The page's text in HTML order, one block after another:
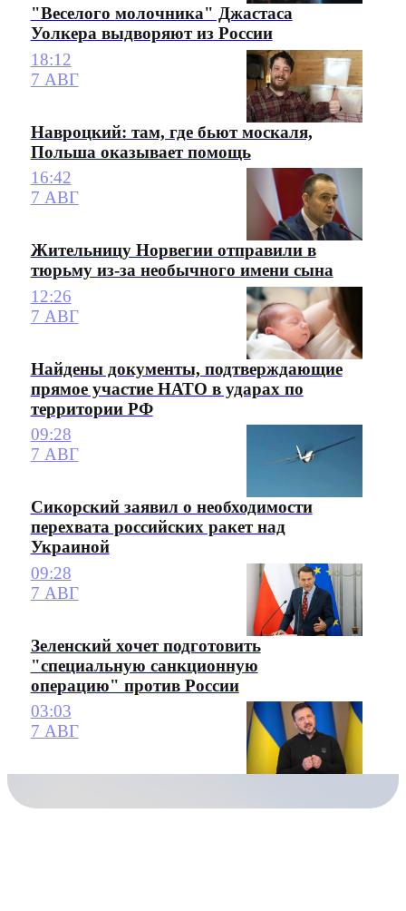
"Веселого молочника" Джастаса
Уолкера выдворяют из России
18:12
7 АВГ
Навроцкий: там, где бьют москаля,
Польша оказывает помощь
16:42
7 АВГ
Жительницу Норвегии отправили в
тюрьму из-за необычного имени сына
12:26
7 АВГ
Найдены документы, подтверждающие
прямое участие НАТО в ударах по
территории РФ
09:28
7 АВГ
Сикорский заявил о необходимости
перехвата российских ракет над
Украиной
09:28
7 АВГ
Зеленский хочет подготовить
"специальную санкционную
операцию" против России
03:03
7 АВГ